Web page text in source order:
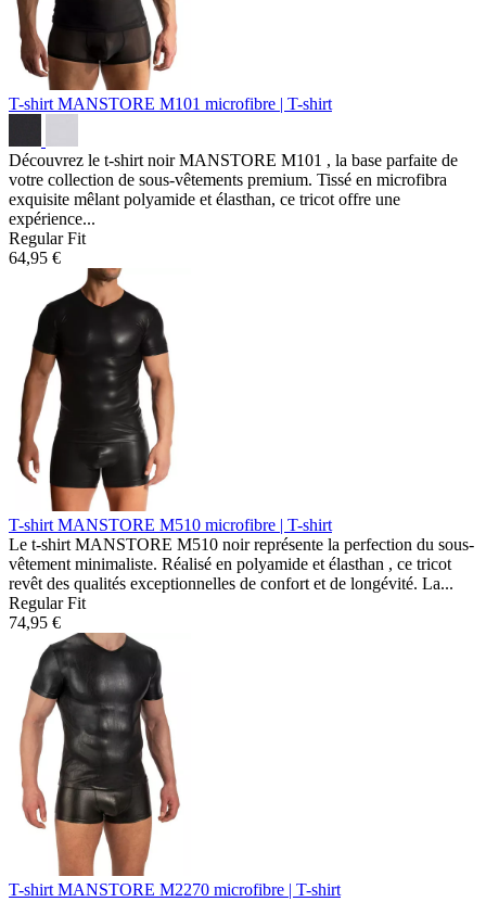
T-shirt MANSTORE M101 microfibre | T-shirt
Découvrez le t-shirt noir MANSTORE M101 , la base parfaite de
votre collection de sous-vêtements premium. Tissé en microfibra
exquisite mêlant polyamide et élasthan, ce tricot offre une
expérience...
Regular Fit
64,95 €
T-shirt MANSTORE M510 microfibre | T-shirt
Le t-shirt MANSTORE M510 noir représente la perfection du sous-
vêtement minimaliste. Réalisé en polyamide et élasthan , ce tricot
revêt des qualités exceptionnelles de confort et de longévité. La...
Regular Fit
74,95 €
T-shirt MANSTORE M2270 microfibre | T-shirt